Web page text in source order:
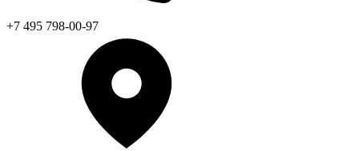
+7 495 798-00-97